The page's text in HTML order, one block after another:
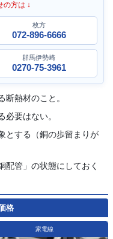
の方は ↓
枚方
072-896-6666
群馬伊勢崎
0270-75-3961
断熱材のこと。
要はない。
とする（銅の歩留まりが
配管」の状態にしておく
格
家電線